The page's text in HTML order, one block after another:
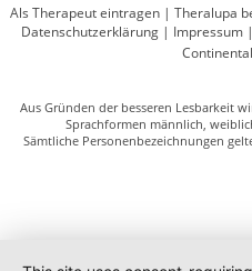
Als Therapeut eintragen | Theralupa
Datenschutzerklärung| Impressum|
Aus Gründen der besseren Lesbarkeit
Sprachformen männlich,
Sämtliche Personenbezeichnungen